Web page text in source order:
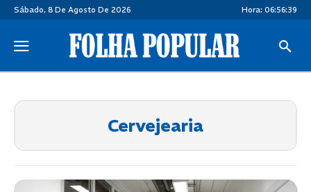
Sábado, 8 De Agosto De 2026 Hora: 06:56:40
Cervejearia